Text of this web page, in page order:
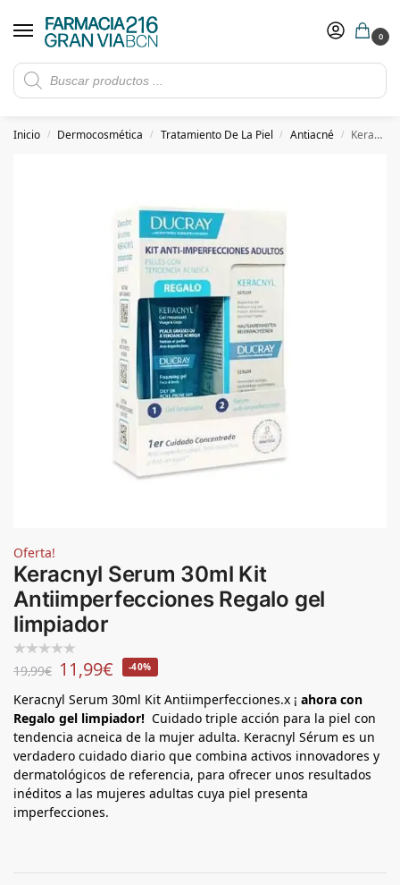
0
Rebajas de verano hasta -30%
​ 5€ de descuento con el cupón 5GRANVIA (compras superiores a 150€)
Inicio / Dermocosmética / Tratamiento De La Piel / Antiacné / Keracnyl Serum 30ml Kit Antiimperfecciones Regalo gel limpiador
Oferta!
Keracnyl Serum 30ml Kit
Antiimperfecciones Regalo gel
limpiador
19,99€ 11,99€ -40%
Keracnyl Serum 30ml Kit Antiimperfecciones.x ¡ ahora con
Regalo gel limpiador! Cuidado triple acción para la piel con
tendencia acneica de la mujer adulta. Keracnyl Sérum es un
verdadero cuidado diario que combina activos innovadores y
dermatológicos de referencia, para ofrecer unos resultados
inéditos a las mujeres adultas cuya piel presenta
imperfecciones.